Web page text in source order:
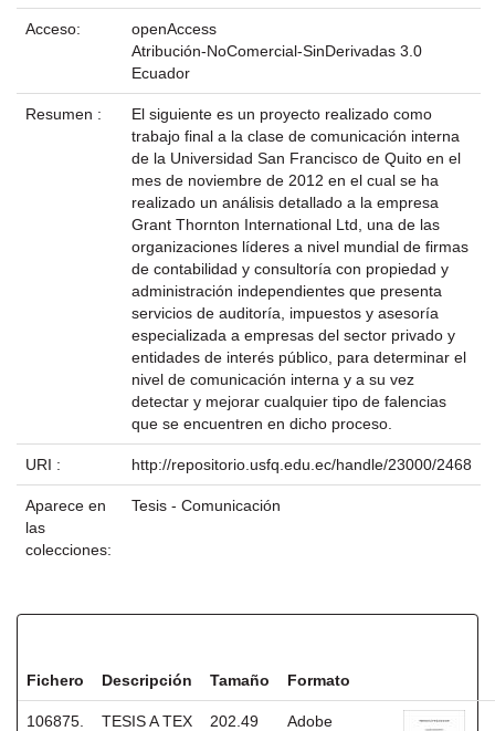
Acceso:
openAccess
Atribución-NoComercial-SinDerivadas 3.0
Ecuador
Resumen :
El siguiente es un proyecto realizado como
trabajo final a la clase de comunicación interna
de la Universidad San Francisco de Quito en el
mes de noviembre de 2012 en el cual se ha
realizado un análisis detallado a la empresa
Grant Thornton International Ltd, una de las
organizaciones líderes a nivel mundial de firmas
de contabilidad y consultoría con propiedad y
administración independientes que presenta
servicios de auditoría, impuestos y asesoría
especializada a empresas del sector privado y
entidades de interés público, para determinar el
nivel de comunicación interna y a su vez
detectar y mejorar cualquier tipo de falencias
que se encuentren en dicho proceso.
URI : http://repositorio.usfq.edu.ec/handle/23000/2468
Aparece en
las
colecciones:
Tesis - Comunicación
Fichero Descripción Tamaño Formato
106875.
TESIS A TEX
202.49
Adobe